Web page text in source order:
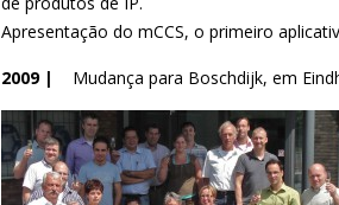
Apresentação do mCCS, o primeiro
2009 | Mudança para Boschdijk, em